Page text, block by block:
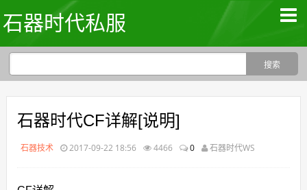
石器时代私服
石器时代CF详解[说明]
石器技术 2017-09-22 18:56 4466 0 石器时代WS